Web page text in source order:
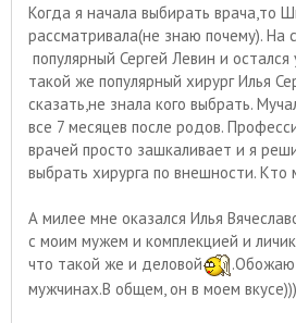
Когда я начала выбирать врача,то
рассматривала(не знаю почему). На
популярный Сергей Левин и
такой же популярный хирург Илья
сказать,не знала кого выбрать.
все 7 месяцев после родов.
врачей просто зашкаливает и я
выбрать хирурга по внешности. Кто
А милее мне оказался Илья
с моим мужем и комплекцией и
что такой же и деловой
.Обожаю
мужчинах.В общем, он в моем вкусе)))